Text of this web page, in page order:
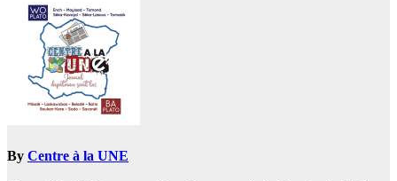
By Centre à la UNE